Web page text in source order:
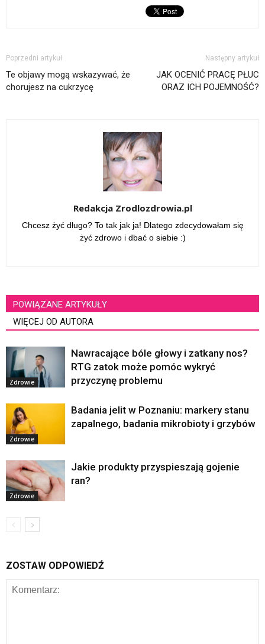
Poprzedni artykuł
Te objawy mogą wskazywać, że
chorujesz na cukrzycę
Następny artykuł
JAK OCENIĆ PRACĘ PŁUC
ORAZ ICH POJEMNOŚĆ?
Redakcja Zrodlozdrowia.pl
Chcesz żyć długo? To tak jak ja! Dlatego zdecydowałam się
żyć zdrowo i dbać o siebie :)
POWIĄZANE ARTYKUŁY
WIĘCEJ OD AUTORA
Zdrowie
Nawracające bóle głowy i zatkany nos?
RTG zatok może pomóc wykryć
przyczynę problemu
Zdrowie
Badania jelit w Poznaniu: markery stanu
zapalnego, badania mikrobioty i grzybów
Zdrowie
Jakie produkty przyspieszają gojenie
ran?
ZOSTAW ODPOWIEDŹ